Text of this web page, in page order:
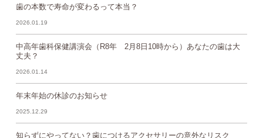
歯の本数で寿命が変わるって本当？
2026.01.19
中高年歯科保健講演会（R8年 2月8日10時から）あなたの歯は大
丈夫？
2026.01.14
年末年始の休診のお知らせ
2025.12.29
知らずにやってない？歯につけるアクセサリーの意外なリスク